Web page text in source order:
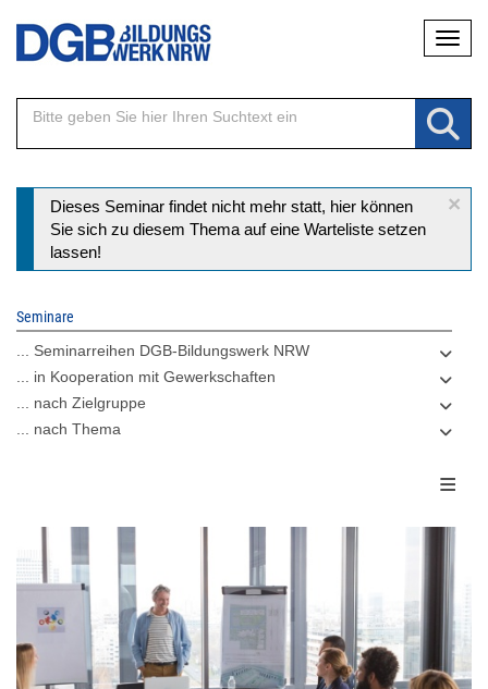
Direkt
Inhalt
×
Statusmeldung
Dieses Seminar findet nicht mehr statt, hier können
Sie sich zu diesem Thema auf eine Warteliste setzen
lassen!
Seminare
... Seminarreihen DGB-Bildungswerk NRW
... in Kooperation mit Gewerkschaften
... nach Zielgruppe
... nach Thema